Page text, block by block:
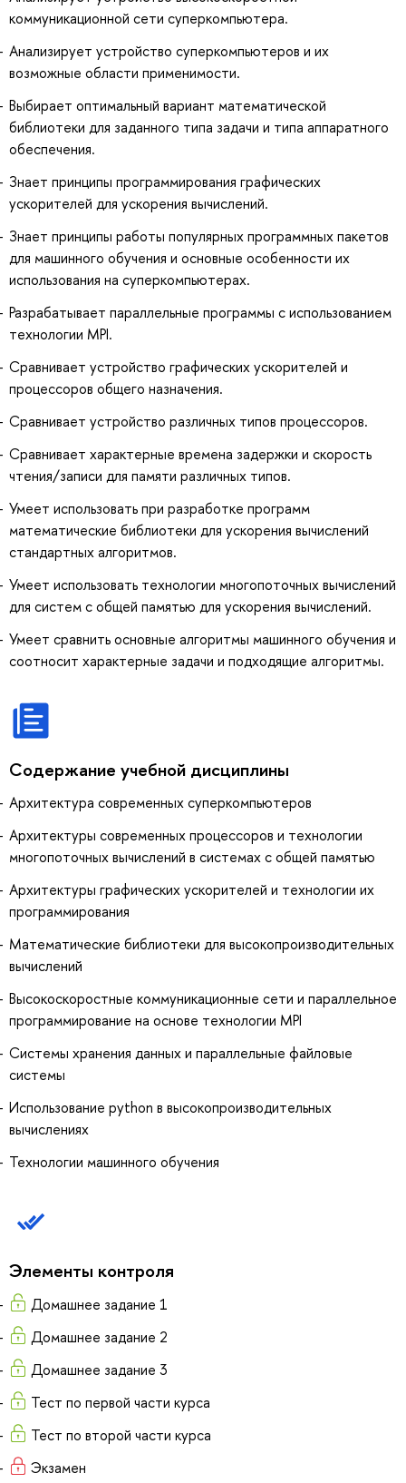
коммуникационной сети суперкомпьютера.
Анализирует устройство суперкомпьютеров и их
возможные области применимости.
Выбирает оптимальный вариант математической
библиотеки для заданного типа задачи и типа аппаратного
обеспечения.
Знает принципы программирования графических
ускорителей для ускорения вычислений.
Знает принципы работы популярных программных пакетов
для машинного обучения и основные особенности их
использования на суперкомпьютерах.
Разрабатывает параллельные программы с использованием
технологии MPI.
Сравнивает устройство графических ускорителей и
процессоров общего назначения.
Сравнивает устройство различных типов процессоров.
Сравнивает характерные времена задержки и скорость
чтения/записи для памяти различных типов.
Умеет использовать при разработке программ
математические библиотеки для ускорения вычислений
стандартных алгоритмов.
Умеет использовать технологии многопоточных вычислений
для систем с общей памятью для ускорения вычислений.
Умеет сравнить основные алгоритмы машинного обучения и
соотносит характерные задачи и подходящие алгоритмы.
Содержание учебной дисциплины
Архитектура современных суперкомпьютеров
Архитектуры современных процессоров и технологии
многопоточных вычислений в системах с общей памятью
Архитектуры графических ускорителей и технологии их
программирования
Математические библиотеки для высокопроизводительных
вычислений
Высокоскоростные коммуникационные сети и параллельное
программирование на основе технологии MPI
Системы хранения данных и параллельные файловые
системы
Использование python в высокопроизводительных
вычислениях
Технологии машинного обучения
Элементы контроля
Домашнее задание 1
Домашнее задание 2
Домашнее задание 3
Тест по первой части курса
Тест по второй части курса
Экзамен